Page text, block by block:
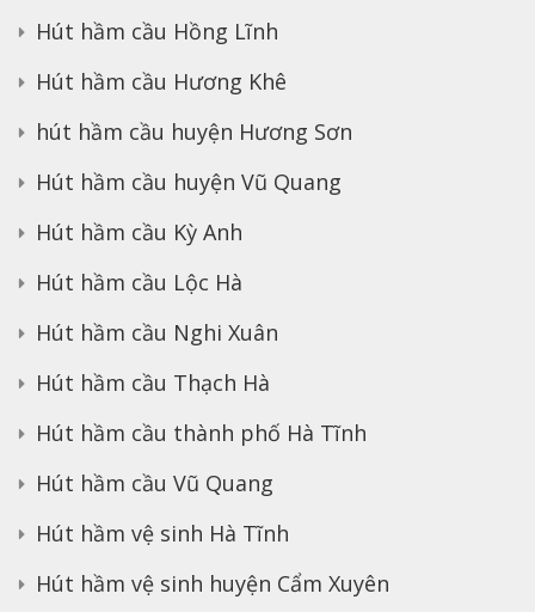
Hút hầm cầu Hồng Lĩnh
Hút hầm cầu Hương Khê
hút hầm cầu huyện Hương Sơn
Hút hầm cầu huyện Vũ Quang
Hút hầm cầu Kỳ Anh
Hút hầm cầu Lộc Hà
Hút hầm cầu Nghi Xuân
Hút hầm cầu Thạch Hà
Hút hầm cầu thành phố Hà Tĩnh
Hút hầm cầu Vũ Quang
Hút hầm vệ sinh Hà Tĩnh
Hút hầm vệ sinh huyện Cẩm Xuyên